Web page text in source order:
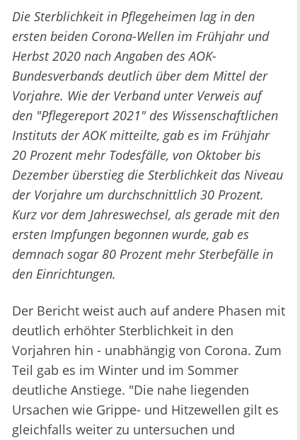
Die Sterblichkeit in Pflegeheimen lag in den
ersten beiden Corona-Wellen im Frühjahr und
Herbst 2020 nach Angaben des AOK-
Bundesverbands deutlich über dem Mittel der
Vorjahre. Wie der Verband unter Verweis auf
den "Pflegereport 2021" des Wissenschaftlichen
Instituts der AOK mitteilte, gab es im Frühjahr
20 Prozent mehr Todesfälle, von Oktober bis
Dezember überstieg die Sterblichkeit das Niveau
der Vorjahre um durchschnittlich 30 Prozent.
Kurz vor dem Jahreswechsel, als gerade mit den
ersten Impfungen begonnen wurde, gab es
demnach sogar 80 Prozent mehr Sterbefälle in
den Einrichtungen.
Der Bericht weist auch auf andere Phasen mit
deutlich erhöhter Sterblichkeit in den
Vorjahren hin - unabhängig von Corona. Zum
Teil gab es im Winter und im Sommer
deutliche Anstiege. "Die nahe liegenden
Ursachen wie Grippe- und Hitzewellen gilt es
gleichfalls weiter zu untersuchen und